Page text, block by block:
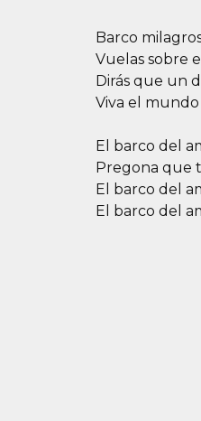
Barco
Vuelas sobre
Dirás que un
Viva el
El barco del
Pregona que
El barco del
El barco del